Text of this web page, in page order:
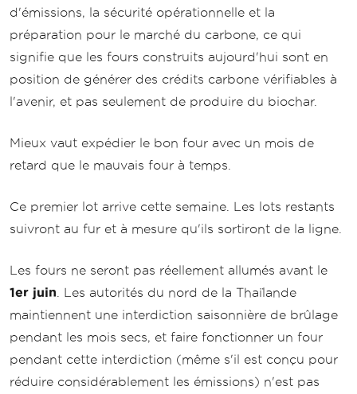
d'émissions, la sécurité opérationnelle et la
préparation pour le marché du carbone, ce qui
signifie que les fours construits aujourd'hui sont en
position de générer des crédits carbone vérifiables à
l'avenir, et pas seulement de produire du biochar.
Mieux vaut expédier le bon four avec un mois de
retard que le mauvais four à temps.
Ce premier lot arrive cette semaine. Les lots restants
suivront au fur et à mesure qu'ils sortiront de la ligne.
Les fours ne seront pas réellement allumés avant le
1er juin . Les autorités du nord de la Thaïlande
maintiennent une interdiction saisonnière de brûlage
pendant les mois secs, et faire fonctionner un four
pendant cette interdiction (même s'il est conçu pour
réduire considérablement les émissions) n'est pas